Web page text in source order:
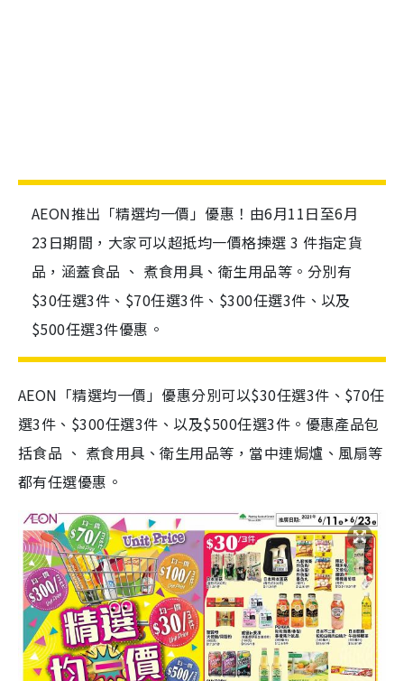
AEON推出「精選均一價」優惠！由6月11日至6月
23日期間，大家可以超抵均一價格揀選 3 件指定貨
品，涵蓋食品 、 煮食用具、衛生用品等。分別有
$30任選3件、$70任選3件、$300任選3件、以及
$500任選3件優惠。
AEON「精選均一價」優惠分別可以$30任選3件、$70任
選3件、$300任選3件、以及$500任選3件。優惠產品包
括食品 、 煮食用具、衛生用品等，當中連焗爐、風扇等
都有任選優惠。